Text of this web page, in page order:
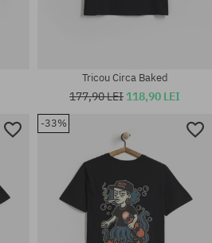
Mărimi existente:
S; M; L; XL
Tricou Circa Baked
177,90 LEI 118,90 LEI
-33%